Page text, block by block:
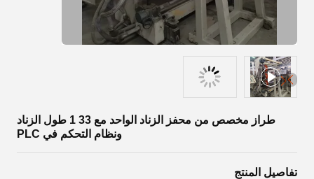
طراز مخصص من محفز الزناد الواحد مع 33 1 طول الزناد
ونظام التحكم في PLC
تفاصيل المنتج